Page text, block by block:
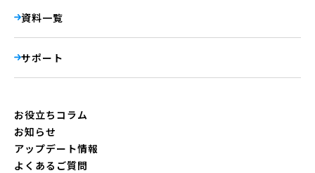
資料一覧
サポート
お役立ちコラム
お知らせ
アップデート情報
よくあるご質問